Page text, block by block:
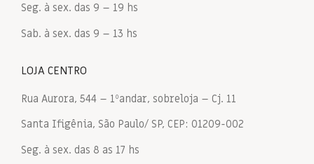
Seg. à sex. das 9 – 19 hs
Sab. à sex. das 9 – 13 hs
LOJA CENTRO
Rua Aurora, 544 – 1ºandar, sobreloja – Cj. 11
Santa Ifigênia, São Paulo/ SP, CEP: 01209-002
Seg. à sex. das 8 as 17 hs